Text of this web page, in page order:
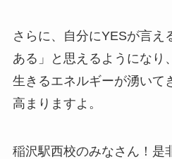
さらに、自分にYESが言え
ある」と思えるようになり
生きるエネルギーが湧いて
高まりますよ。
稲沢駅西校のみなさん！是